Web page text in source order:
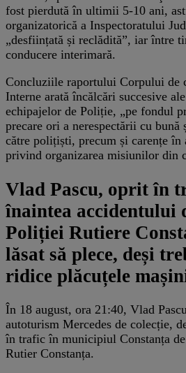
fost pierdută în ultimii 5-10 ani,
organizatorică a Inspectoratului
„desființată și reclădită”, iar între
conducere interimară.
Concluziile raportului Corpului de
Interne arată încălcări succesive
echipajelor de Poliție, „pe fondul
precare ori a nerespectării cu
către polițiști, precum și carențe în
privind organizarea misiunilor din
Vlad Pascu, oprit în
înaintea accidentului
Poliției Rutiere
lăsat să plece, deși
ridice plăcuțele
În 18 august, ora 21:40, Vlad
autoturism Mercedes de colecție,
în trafic în municipiul Constanța
Rutier Constanța.